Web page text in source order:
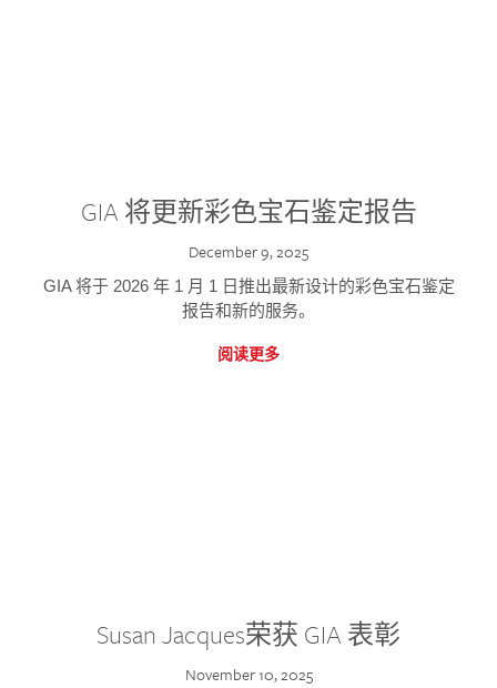
GIA 将更新彩色宝石鉴定报告
December 9, 2025
GIA 将于 2026 年 1 月 1 日推出最新设计的彩色宝石鉴定
报告和新的服务。
阅读更多
Susan Jacques荣获 GIA 表彰
November 10, 2025